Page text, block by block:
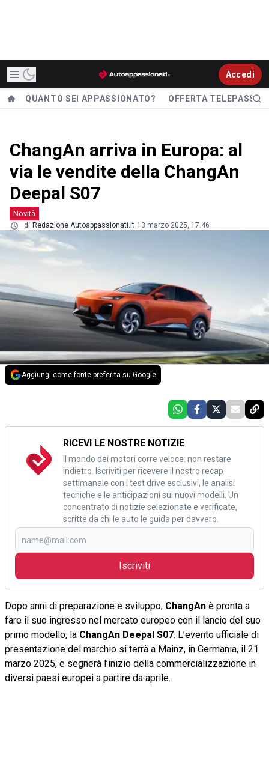
Accedi
QUANTO SEI APPASSIONATO? OFFERTA TELEPASS
ChangAn arriva in Europa: al
via le vendite della ChangAn
Deepal S07
Novità
di Redazione Autoappassionati.it 13 marzo 2025, 17.46
Aggiungi come fonte preferita su Google
RICEVI LE NOSTRE NOTIZIE
Il mondo dei motori corre veloce: non restare
indietro. Iscriviti per ricevere il nostro recap
settimanale con i test drive esclusivi, le analisi
tecniche e le anticipazioni sui nuovi modelli. Un
concentrato di notizie selezionate e verificate,
scritte da chi le auto le guida per davvero.
Iscriviti
Dopo anni di preparazione e sviluppo, ChangAn è pronta a
fare il suo ingresso nel mercato europeo con il lancio del suo
primo modello, la ChangAn Deepal S07. L’evento ufficiale di
presentazione del marchio si terrà a Mainz, in Germania, il 21
marzo 2025, e segnerà l’inizio della commercializzazione in
diversi paesi europei a partire da aprile.